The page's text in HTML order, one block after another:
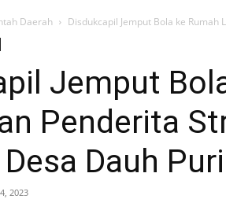
Daerah Disdukcapil Jemput Bola ke Rumah
Jemput
Penderita
Dauh
2023